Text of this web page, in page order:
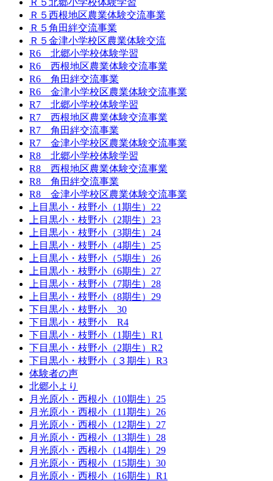
Ｒ５西根地区農業体験交流事業
Ｒ５角田絆交流事業
Ｒ５金津小学校区農業体験交流
R6 北郷小学校体験学習
R6 西根地区農業体験交流事業
R6 角田絆交流事業
R6 金津小学校区農業体験交流事業
R7 北郷小学校体験学習
R7 西根地区農業体験交流事業
R7 角田絆交流事業
R7 金津小学校区農業体験交流事業
R8 北郷小学校体験学習
R8 西根地区農業体験交流事業
R8 角田絆交流事業
R8 金津小学校区農業体験交流事業
上目黒小・枝野小（1期生）22
上目黒小・枝野小（2期生）23
上目黒小・枝野小（3期生）24
上目黒小・枝野小（4期生）25
上目黒小・枝野小（5期生）26
上目黒小・枝野小（6期生）27
上目黒小・枝野小（7期生）28
上目黒小・枝野小（8期生）29
下目黒小・枝野小 30
下目黒小・枝野小 R4
下目黒小・枝野小（1期生）R1
下目黒小・枝野小（2期生）R2
下目黒小・枝野小（３期生）R3
体験者の声
北郷小より
月光原小・西根小（10期生）25
月光原小・西根小（11期生）26
月光原小・西根小（12期生）27
月光原小・西根小（13期生）28
月光原小・西根小（14期生）29
月光原小・西根小（15期生）30
月光原小・西根小（16期生）R1